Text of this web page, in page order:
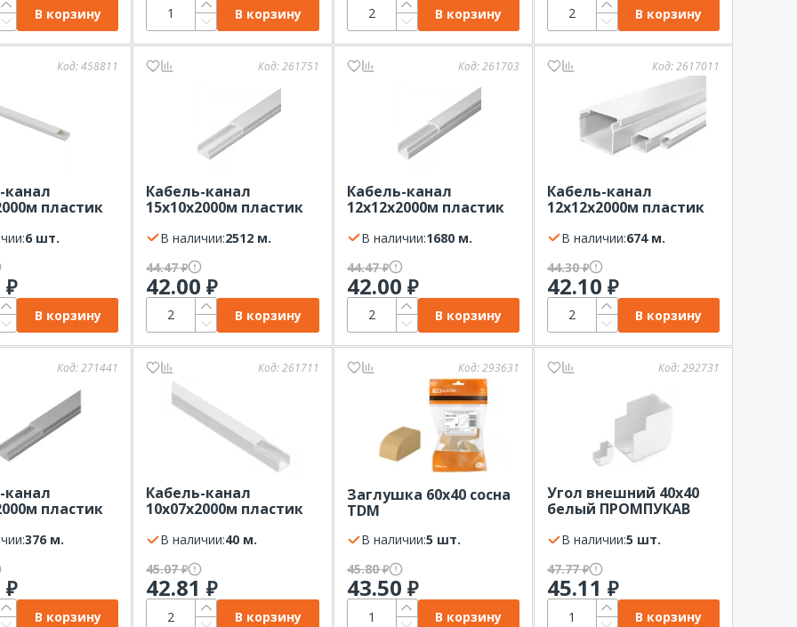
В корзину В корзину В корзину В корзину
Код:458811
канал
пластик
6 шт.
₽
В корзину
Код:261751
Кабель-канал
15х10х2000м пластик
В наличии:
2512 м.
44.47₽
42.00₽
В корзину
Код:261703
Кабель-канал
12х12х2000м пластик
уп.242м.)
В наличии:
1680 м.
44.47₽
42.00 ₽
В корзину
Код:2617011
Кабель-канал
12х12х2000м пластик
В наличии:
674 м.
44.30₽
42.10 ₽
В корзину
Код:271441
канал
пластик
376 м.
₽
В корзину
Код:261711
Кабель-канал
10х07х2000м пластик
В наличии:
40 м.
45.07₽
42.81₽
В корзину
Код:293631
Заглушка 60х40 сосна
TDM
В наличии:
5 шт.
45.80₽
43.50 ₽
В корзину
Код:292731
Угол внешний 40х40
белый ПРОМПУКАВ
В наличии:
5 шт.
47.77₽
45.11 ₽
В корзину